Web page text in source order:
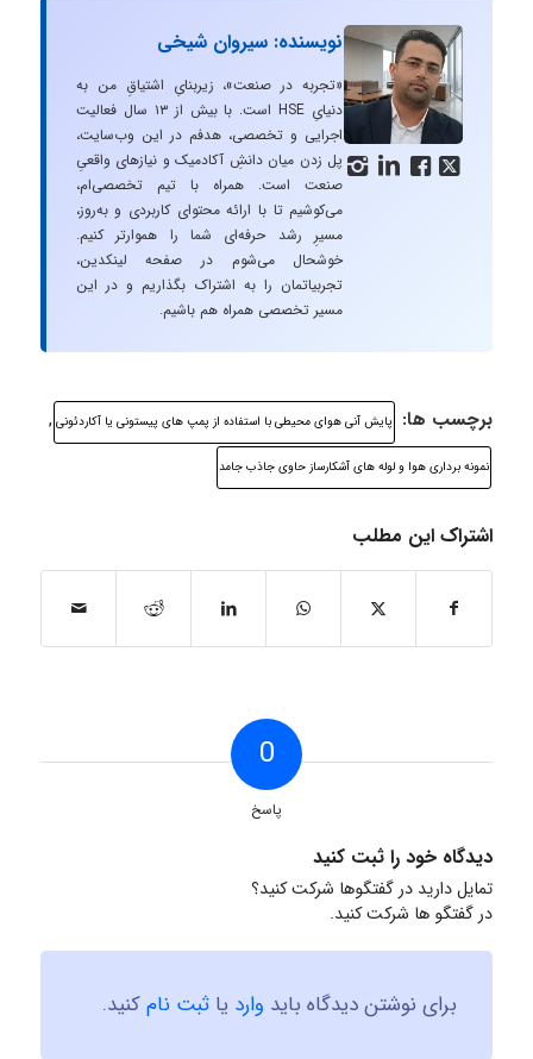
   
نویسنده: سیروان شیخی
«تجربه در صنعت»، زیربنایِ اشتیاقِ من به
دنیایِ HSE است. با بیش از ۱۳ سال فعالیت
اجرایی و تخصصی، هدفم در این وب‌سایت،
پل زدن میان دانشِ آکادمیک و نیازهای واقعیِ
صنعت است. همراه با تیم تخصصی‌ام،
می‌کوشیم تا با ارائه محتوای کاربردی و به‌روز،
مسیرِ رشد حرفه‌ای شما را هموارتر کنیم.
خوشحال می‌شوم در صفحه لینکدین،
تجربیاتمان را به اشتراک بگذاریم و در این
مسیر تخصصی همراه هم باشیم.
برچسب ها: پایش آنی هوای محیطی با استفاده از پمپ های پیستونی یا آکاردئونی ,
نمونه برداری هوا و لوله های آشکارساز حاوی جاذب جامد
اشتراک این مطلب
0
پاسخ
دیدگاه خود را ثبت کنید
تمایل دارید در گفتگوها شرکت کنید؟
در گفتگو ها شرکت کنید.
برای نوشتن دیدگاه باید وارد یا ثبت نامکنید.